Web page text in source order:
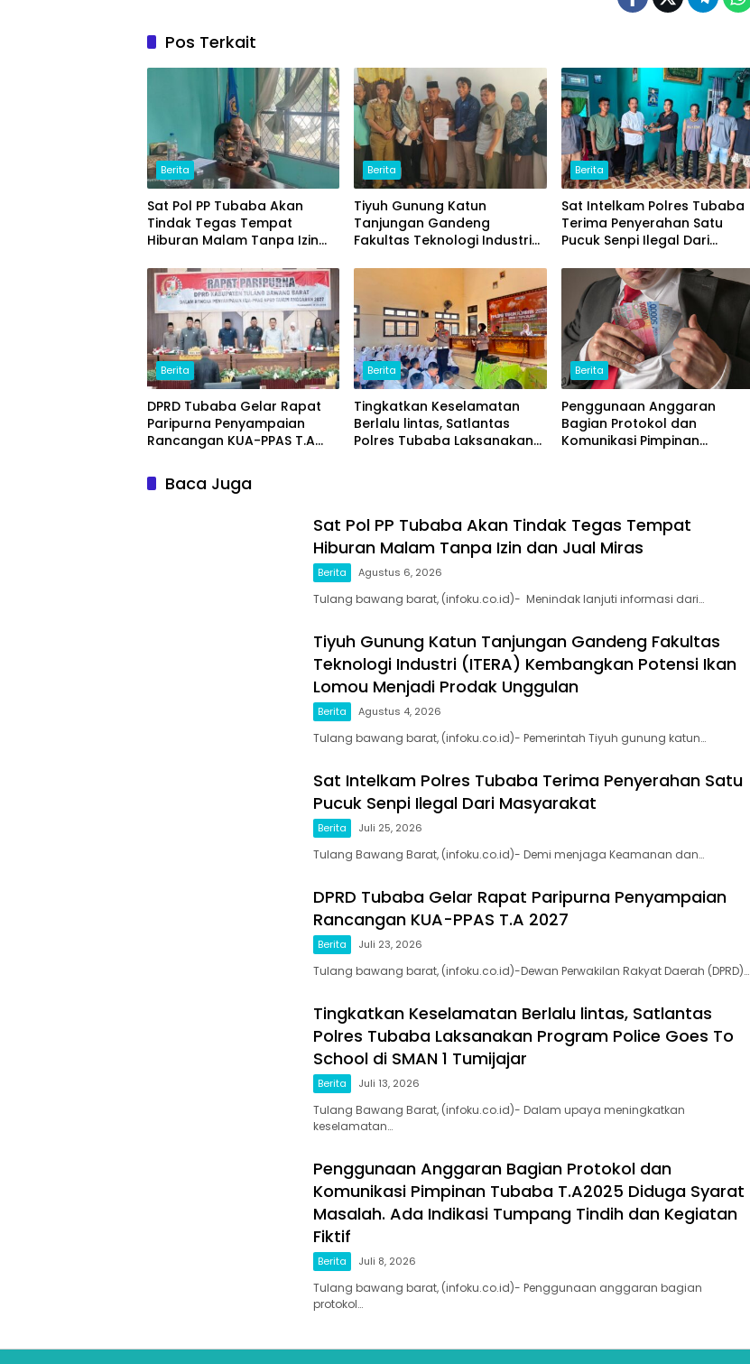
Pos Terkait
Berita
Sat Pol PP Tubaba Akan
Tindak Tegas Tempat
Hiburan Malam Tanpa Izin
Berita
Tiyuh Gunung Katun
Tanjungan Gandeng
Fakultas Teknologi Industri
Ikan Lomou Menjadi Prodak
Berita
Sat Intelkam Polres Tubaba
Terima Penyerahan Satu
Pucuk Senpi Ilegal Dari
Berita
DPRD Tubaba Gelar Rapat
Paripurna Penyampaian
Rancangan KUA-PPAS T.A
Berita
Tingkatkan Keselamatan
Berlalu lintas, Satlantas
Polres Tubaba Laksanakan
Berita
Penggunaan Anggaran
Bagian Protokol dan
Komunikasi Pimpinan
Baca Juga
Sat Pol PP Tubaba Akan Tindak Tegas Tempat
Hiburan Malam Tanpa Izin dan Jual Miras
Berita Agustus 6, 2026
Tulang bawang barat, (infoku.co.id)- Menindak lanjuti informasi dari…
Tiyuh Gunung Katun Tanjungan Gandeng Fakultas
Teknologi Industri (ITERA) Kembangkan Potensi Ikan
Lomou Menjadi Prodak Unggulan
Berita Agustus 4, 2026
Tulang bawang barat, (infoku.co.id)- Pemerintah Tiyuh gunung katun…
Sat Intelkam Polres Tubaba Terima Penyerahan Satu
Pucuk Senpi Ilegal Dari Masyarakat
Berita Juli 25, 2026
Tulang Bawang Barat, (infoku.co.id)- Demi menjaga Keamanan dan…
DPRD Tubaba Gelar Rapat Paripurna Penyampaian
Rancangan KUA-PPAS T.A 2027
Berita Juli 23, 2026
Tulang bawang barat, (infoku.co.id)-Dewan Perwakilan Rakyat Daerah (DPRD)…
Tingkatkan Keselamatan Berlalu lintas, Satlantas
Polres Tubaba Laksanakan Program Police Goes To
School di SMAN 1 Tumijajar
Berita Juli 13, 2026
Tulang Bawang Barat, (infoku.co.id)- Dalam upaya meningkatkan
keselamatan…
Penggunaan Anggaran Bagian Protokol dan
Komunikasi Pimpinan Tubaba T.A2025 Diduga Syarat
Masalah. Ada Indikasi Tumpang Tindih dan Kegiatan
Fiktif
Berita Juli 8, 2026
Tulang bawang barat, (infoku.co.id)- Penggunaan anggaran bagian
protokol…